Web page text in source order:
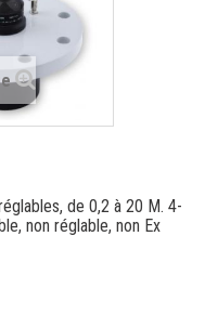
de 0,2 à 20 M. 4-
non réglable, non Ex